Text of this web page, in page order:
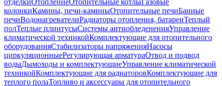
отделкиОтоплениеОтопительные котлыГазовые
колонкиКамины, печи-каминыОтопительные печиБанные
печиВодонагревателиРадиаторы отопления, батареиТеплый
полТеплые плинтусыСистемы антиобледененияУправление
климатической техникойКомплектующие для отопительного
оборудованияСтабилизаторы напряженияНасосы
циркуляционныеРегулирующая арматураОтвод и подвод
водыДымоходы и комплектующиеУправление климатической
техникойКомплектующие для радиаторовКомплектующие для
теплого полаТопливо и аксессуары для отопительного